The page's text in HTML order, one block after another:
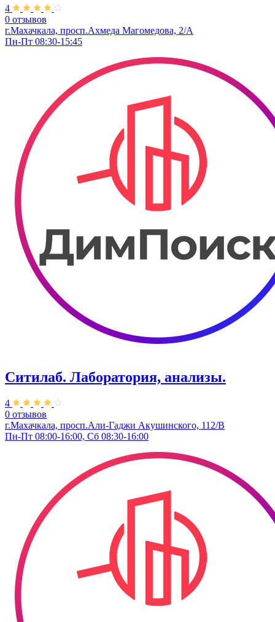
4
0 отзывов
г.Махачкала, просп.Ахмеда Магомедова, 2/А
Пн-Пт 08:30-15:45
Ситилаб. Лаборатория, анализы.
4
0 отзывов
г.Махачкала, просп.Али-Гаджи Акушинского, 112/В
Пн-Пт 08:00-16:00, Сб 08:30-16:00